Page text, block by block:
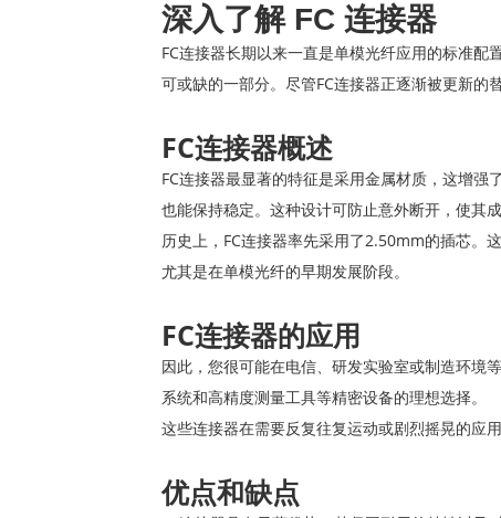
深入了解 FC 连接器
FC连接器长期以来一直是单模光纤应用的标准
可或缺的一部分。尽管FC连接器正逐渐被更新的
FC连接器概述
FC连接器最显著的特征是采用金属材质，这增
也能保持稳定。这种设计可防止意外断开，使其
历史上，FC连接器率先采用了2.50mm的插芯。
尤其是在单模光纤的早期发展阶段。
FC连接器的应用
因此，您很可能在电信、研发实验室或制造环境
系统和高精度测量工具等精密设备的理想选择。
这些连接器在需要反复往复运动或剧烈摇晃的应
优点和缺点